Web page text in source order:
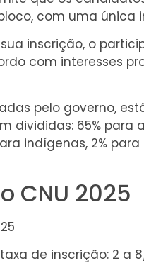
com uma única
inscrição, o
com interesses
pelo governo,
divididas: 65% para
indígenas, 2%
CNU 2025
de inscrição: 2 a